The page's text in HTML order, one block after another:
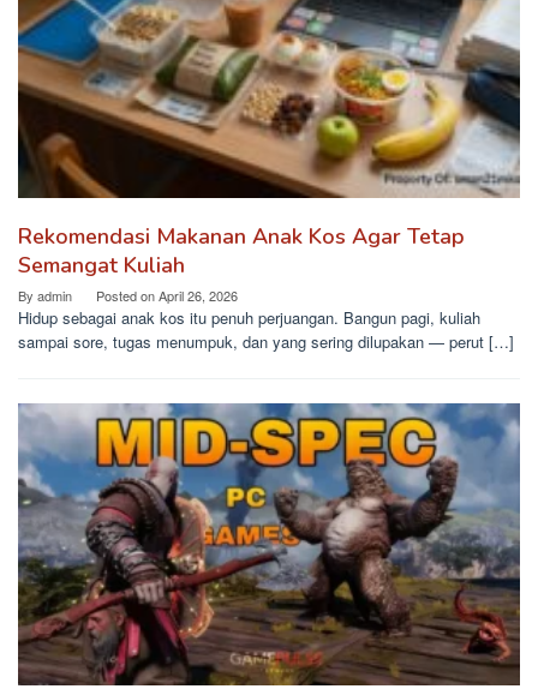
Rekomendasi Makanan Anak Kos Agar Tetap
Semangat Kuliah
By admin Posted onApril 26, 2026
Hidup sebagai anak kos itu penuh perjuangan. Bangun pagi, kuliah
sampai sore, tugas menumpuk, dan yang sering dilupakan — perut […]